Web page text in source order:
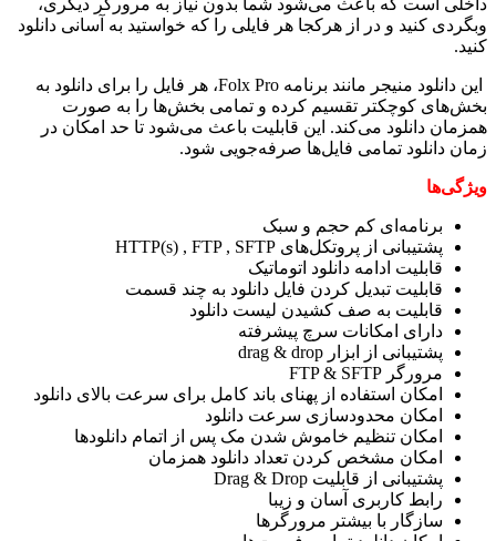
وبگردی کنید و در از هرکجا هر فایلی را که خواستید به آسانی دانلود
کنید.
این دانلود منیجر مانند برنامه Folx Pro، هر فایل را برای دانلود به
بخش‌های کوچکتر تقسیم کرده و تمامی بخش‌ها را به صورت
همزمان دانلود می‌کند. این قابلیت باعث می‌شود تا حد امکان در
زمان دانلود تمامی فایل‌ها صرفه‌جویی شود.
ویژگی‌ها
برنامه‌ای کم حجم و سبک
پشتیبانی از پروتکل‌های HTTP(s) , FTP , SFTP
قابلیت ادامه دانلود اتوماتیک
قابلیت تبدیل کردن فایل دانلود به چند قسمت
قابلیت به صف کشیدن لیست دانلود
دارای امکانات سرچ پیشرفته
پشتیبانی از ابزار drag & drop
مرورگر FTP & SFTP
امکان استفاده از پهنای باند کامل برای سرعت بالای دانلود
امکان محدودسازی سرعت دانلود
امکان تنظیم خاموش شدن مک پس از اتمام دانلودها
امکان مشخص کردن تعداد دانلود همزمان
پشتیبانی از قابلیت Drag & Drop
رابط کاربری آسان و زیبا
سازگار با بیشتر مرورگرها